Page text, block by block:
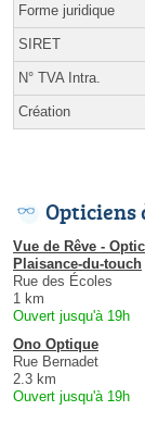
Forme juridique
SIRET
N° TVA Intra.
Création
Vue de Rêve -
Plaisance-du-touch
Rue des Écoles
1 km
Ouvert jusqu'à 19h
Ono Optique
Rue Bernadet
2.3 km
Ouvert jusqu'à 19h